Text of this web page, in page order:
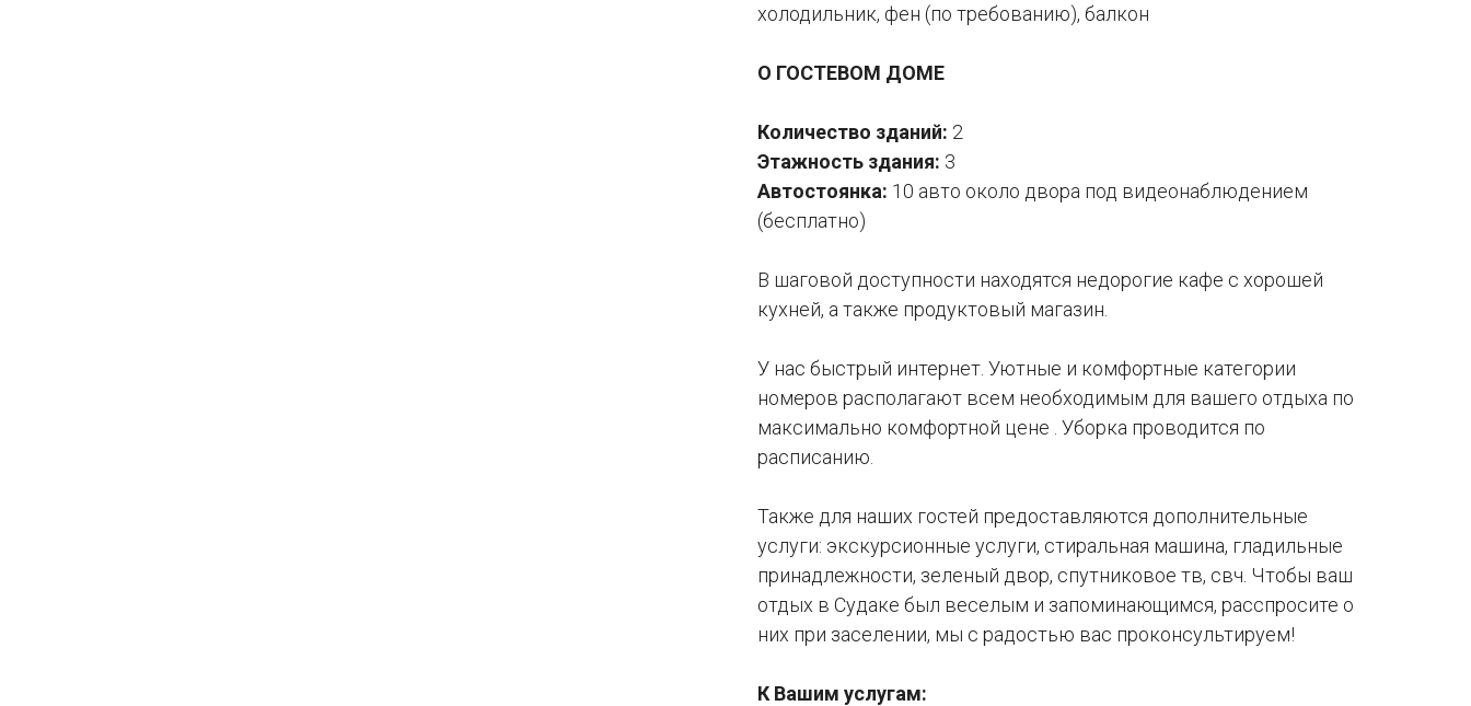
холодильник, фен (по требованию), балкон
О ГОСТЕВОМ ДОМЕ
Количество зданий: 2
Этажность здания: 3
Автостоянка: 10 авто около двора под видеонаблюдением
(бесплатно)
В шаговой доступности находятся недорогие кафе с хорошей
кухней, а также продуктовый магазин.
У нас быстрый интернет. Уютные и комфортные категории
номеров располагают всем необходимым для вашего отдыха по
максимально комфортной цене . Уборка проводится по
расписанию.
Также для наших гостей предоставляются дополнительные
услуги: экскурсионные услуги, стиральная машина, гладильные
принадлежности, зеленый двор, спутниковое тв, свч. Чтобы ваш
отдых в Судаке был веселым и запоминающимся, расспросите о
них при заселении, мы с радостью вас проконсультируем!
К Вашим услугам: